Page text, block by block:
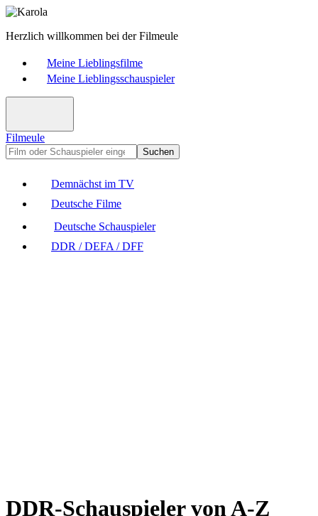
Herzlich willkommen bei der Filmeule
Meine Lieblingsfilme
Meine Lieblingsschauspieler
Filmeule
Suchen
Demnächst im TV
Deutsche Filme
Deutsche Schauspieler
DDR / DEFA / DFF
DDR-Schauspieler von A-Z